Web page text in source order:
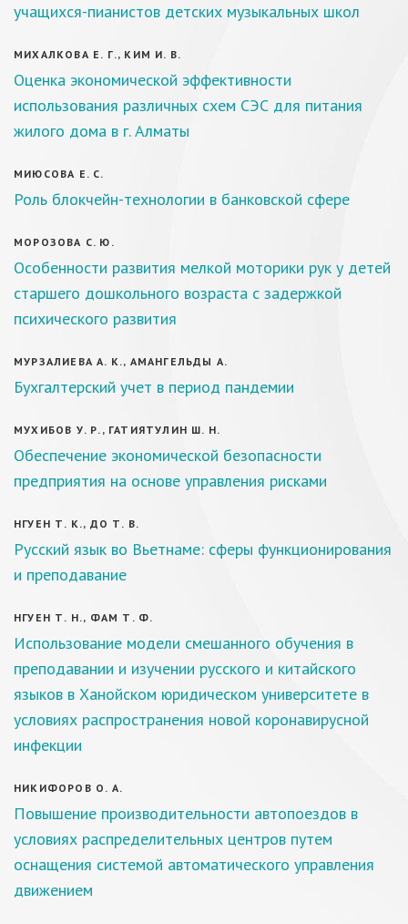
учащихся-пианистов детских музыкальных школ
МИХАЛКОВА Е. Г., КИМ И. В.
Оценка экономической эффективности
использования различных схем СЭС для питания
жилого дома в г. Алматы
МИЮСОВА Е. С.
Роль блокчейн-технологии в банковской сфере
МОРОЗОВА С. Ю.
Особенности развития мелкой моторики рук у детей
старшего дошкольного возраста с задержкой
психического развития
МУРЗАЛИЕВА А. К., АМАНГЕЛЬДЫ А.
Бухгалтерский учет в период пандемии
МУХИБОВ У. Р., ГАТИЯТУЛИН Ш. Н.
Обеспечение экономической безопасности
предприятия на основе управления рисками
НГУЕН Т. К., ДО Т. В.
Русский язык во Вьетнаме: сферы функционирования
и преподавание
НГУЕН Т. Н., ФАМ Т. Ф.
Использование модели смешанного обучения в
преподавании и изучении русского и китайского
языков в Ханойском юридическом университете в
условиях распространения новой коронавирусной
инфекции
НИКИФОРОВ О. А.
Повышение производительности автопоездов в
условиях распределительных центров путем
оснащения системой автоматического управления
движением